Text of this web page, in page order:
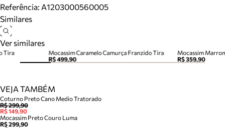
Referência: A1203000560005
Similares
Ver similares
Mocassim Caramelo Camurça Franzido Tira
R$ 499,90
R$ 359,90
Tira
VEJA TAMBÉM
Coturno Preto Cano Medio Tratorado
R$ 299,90
R$ 149,90
Mocassim Preto Couro Luma
R$ 299,90